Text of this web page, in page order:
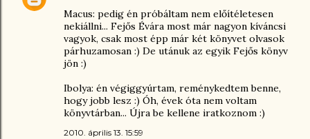
Macus: pedig én próbáltam nem előítéletesen
nekiállni... Fejős Évára most már nagyon kíváncsi
vagyok, csak most épp már két könyvet olvasok
párhuzamosan :) De utánuk az egyik Fejős könyv
jön :)
Ibolya: én végiggyúrtam, reménykedtem benne,
hogy jobb lesz :) Óh, évek óta nem voltam
könyvtárban... Újra be kellene iratkoznom :)
2010. április 13. 15:59